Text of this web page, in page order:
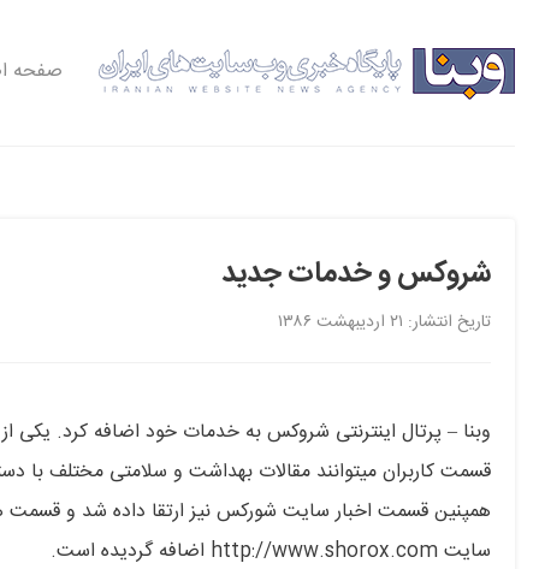
صفحه
شروکس و خدمات جدید
تاریخ انتشار: ۲۱ اردیبهشت ۱۳۸۶
وبنا – پرتال اینترنتی شروکس به خدمات خود اضافه کرد.
قسمت کاربران میتوانند مقالات بهداشت و سلامتی مختلف با
همپنین قسمت اخبار سایت شورکس نیز ارتقا داده شد و
سایت http://www.shorox.com اضافه گردیده است.